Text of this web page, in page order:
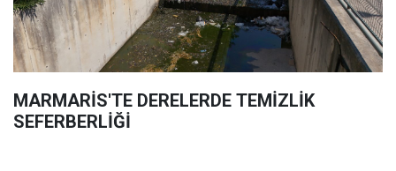
MARMARİS'TE DERELERDE TEMİZLİK
SEFERBERLİĞİ